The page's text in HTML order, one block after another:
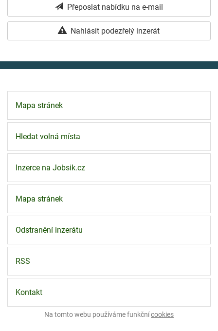
Přeposlat nabídku na e-mail
Nahlásit podezřelý inzerát
Mapa stránek
Hledat volná místa
Inzerce na Jobsik.cz
Mapa stránek
Odstranění inzerátu
RSS
Kontakt
Na tomto webu používáme funkčnícookies